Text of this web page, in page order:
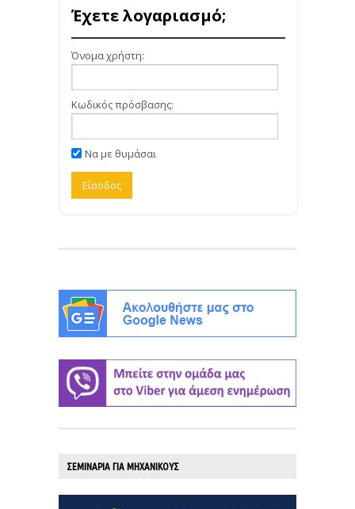
Έχετε λογαριασμό;
Όνομα χρήστη:
Κωδικός πρόσβασης:
Να με θυμάσαι
ΣΕΜΙΝΑΡΙΑ ΓΙΑ ΜΗΧΑΝΙΚΟΥΣ